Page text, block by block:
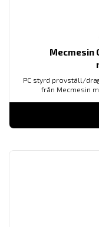
Mecmesin
PC styrd provställ/
från Mecmesin